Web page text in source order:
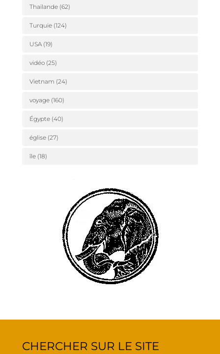
Thaïlande(62)
Turquie(124)
USA(19)
vidéo(25)
Vietnam (24)
voyage(160)
Égypte(40)
église(27)
île(18)
CHER­CHER SUR LE SITE